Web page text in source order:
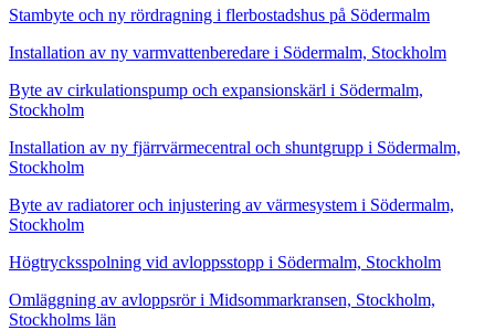
Stambyte och ny rördragning i flerbostadshus på Södermalm
Installation av ny varmvattenberedare i Södermalm, Stockholm
Byte av cirkulationspump och expansionskärl i Södermalm,
Stockholm
Installation av ny fjärrvärmecentral och shuntgrupp i Södermalm,
Stockholm
Byte av radiatorer och injustering av värmesystem i Södermalm,
Stockholm
Högtrycksspolning vid avloppsstopp i Södermalm, Stockholm
Omläggning av avloppsrör i Midsommarkransen, Stockholm,
Stockholms län